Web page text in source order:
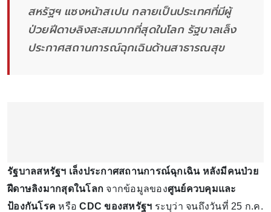
สหรัฐฯ แซงหน้าสเปน กลายเป็นประเทศที่มีผู้
ป่วยฝีดาษลิงสะสมมากที่สุดในโลก รัฐบาลเล็ง
ประกาศสถานการณ์ฉุกเฉินด้านสาธารณสุข
รัฐบาลสหรัฐฯ เล็งประกาศสถานการณ์ฉุกเฉิน หลังมีคนป่วย
ฝีดาษลิงมากสุดในโลก จากข้อมูลของศูนย์ควบคุมและ
ป้องกันโรคหรือCDC ของสหรัฐฯ ระบุว่า จนถึงวันที่ 25 ก.ค.